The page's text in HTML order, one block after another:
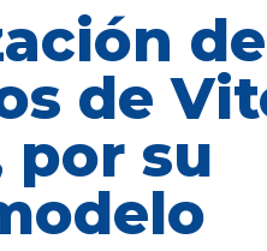
de
por su